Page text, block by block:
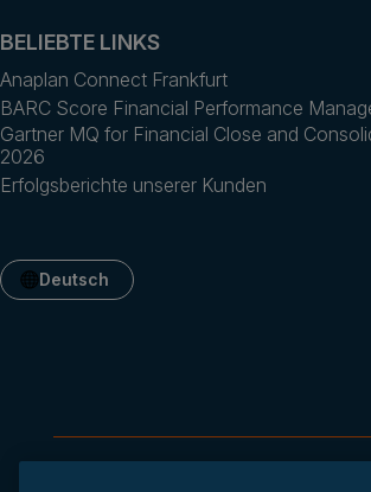
BELIEBTE LINKS
Anaplan Connect Frankfurt
BARC Score Financial Performance
Gartner MQ for Financial Close and
2026
Erfolgsberichte unserer Kunden
Deutsch